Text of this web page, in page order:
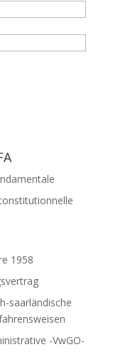
1958
saarländische
-VwGO-